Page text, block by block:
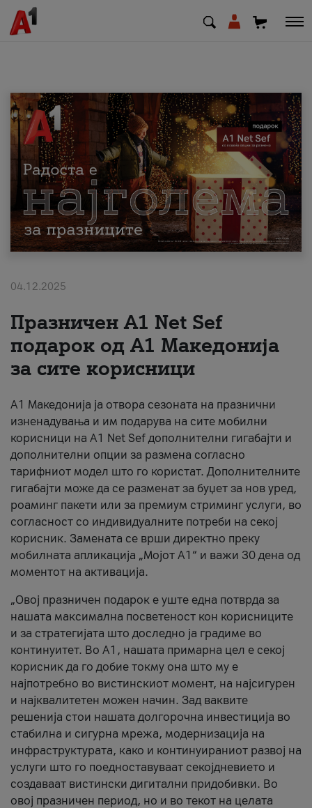
МК EN SQ
Приватни Деловни
Поддршка
Надополни кредит
За нас
#ПодобарОнлајн
04.12.2025
Празничен A1 Net Sеf
подарок од А1 Македонија
за сите корисници
А1 Македонија ја отвора сезоната на празнични
изненадувања и им подарува на сите мобилни
корисници на A1 Net Sef дополнителни гигабајти и
дополнителни опции за размена согласно
тарифниот модел што го користат. Дополнителните
гигабајти може да се разменат за буџет за нов уред,
роаминг пакети или за премиум стриминг услуги, во
согласност со индивидуалните потреби на секој
корисник. Замената се врши директно преку
мобилната апликација „Мојот А1“ и важи 30 дена од
моментот на активација.
„Овој празничен подарок е уште една потврда за
нашата максимална посветеност кон корисниците
и за стратегијата што доследно ја градиме во
континуитет. Во А1, нашата примарна цел е секој
корисник да го добие токму она што му е
најпотребно во вистинскиот момент, на најсигурен
и најквалитетен можен начин. Зад ваквите
решенија стои нашата долгорочна инвестиција во
стабилна и сигурна мрежа, модернизација на
инфраструктурата, како и континуираниот развој на
услуги што го поедноставуваат секојдневието и
создаваат вистински дигитални придобивки. Во
овој празничен период, но и во текот на целата